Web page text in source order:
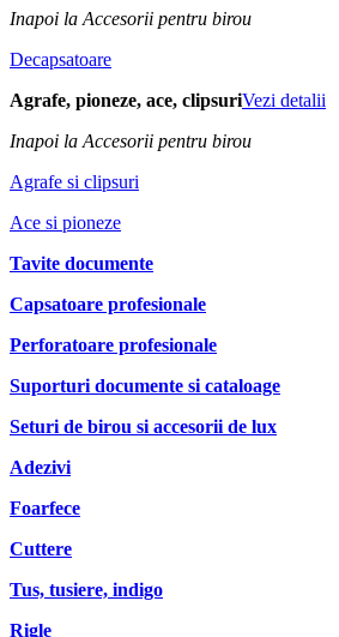
Inapoi la Accesorii pentru birou
Decapsatoare
Agrafe, pioneze, ace, clipsuriVezi detalii
Inapoi la Accesorii pentru birou
Agrafe si clipsuri
Ace si pioneze
Tavite documente
Capsatoare profesionale
Perforatoare profesionale
Suporturi documente si cataloage
Seturi de birou si accesorii de lux
Adezivi
Foarfece
Cuttere
Tus, tusiere, indigo
Rigle